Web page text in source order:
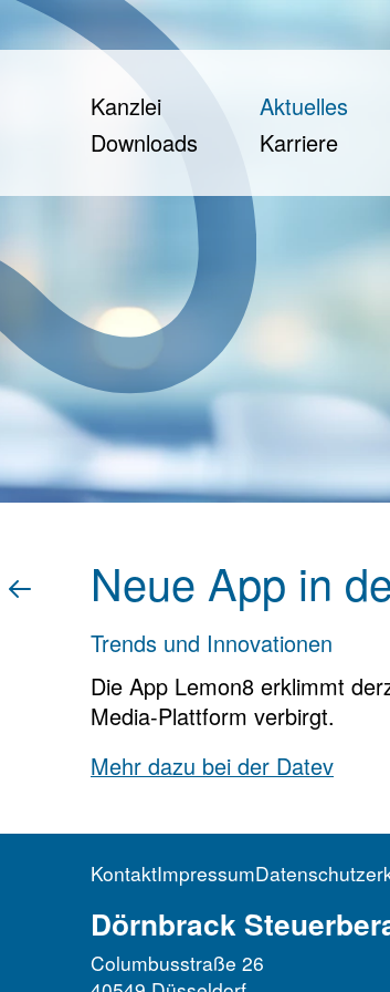
Kanzlei Aktuelles
Downloads
Karriere
Neue App in
Trends und Innovationen
Die App Lemon8 erklimmt
Media-Plattform verbirgt.
Mehr dazu bei der Datev
KontaktImpressum
Dörnbrack
Columbusstraße 26